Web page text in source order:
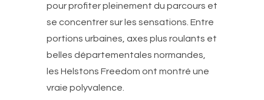
pour profiter pleinement du parcours et
se concentrer sur les sensations. Entre
portions urbaines, axes plus roulants et
belles départementales normandes,
les Helstons Freedom ont montré une
vraie polyvalence.